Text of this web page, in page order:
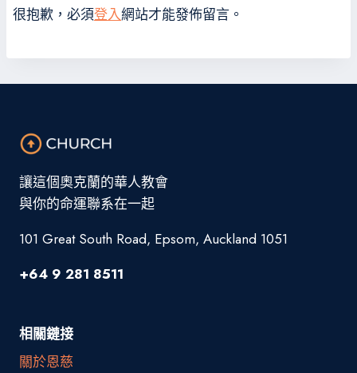
很抱歉，必須登入網站才能發佈留言。
讓這個奧克蘭的華人教會
與你的命運聯系在一起
101 Great South Road, Epsom, Auckland 1051
+64 9 281 8511
相關鏈接
關於恩慈